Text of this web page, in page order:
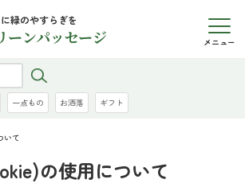
緑のやすらぎを
ーンパッセージ メニュー
一点もの お洒落 ギフト
いて
の使用について